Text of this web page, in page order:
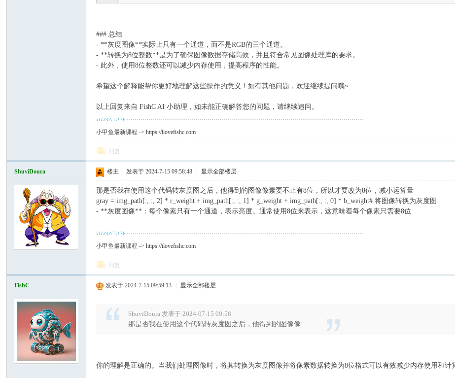
### 总结
- **灰度图像**实际上只有一个通道，而不是RGB的三个通道。
- **转换为8位整数**是为了确保图像数据存储高效，并且符合常见图像处理库的要求。
- 此外，使用8位整数还可以减少内存使用，提高程序的性能。
希望这个解释能帮你更好地理解这些操作的意义！如有其他问题，欢迎继续提问哦~
以上回复来自 FishC AI 小助理，如未能正确解答您的问题，请继续追问。
小甲鱼最新课程 ->https://ilovefishc.com
回复
ShuviDoura 楼主 发表于 2024-7-15 09:58:48 显示全部楼层
那是否我在使用这个代码转灰度图之后，他得到的图像像素要不止有8位，所以才要改为8位，减小运算量
gray = img_path[:, :, 2] * r_weight + img_path[:, :, 1] * g_weight + img_path[:, :, 0] * b_weight# 将图像转换为灰度图
- **灰度图像**：每个像素只有一个通道，表示亮度。通常使用8位来表示，这意味着每个像素只需要8位
小甲鱼最新课程 ->https://ilovefishc.com
回复
FishC 发表于 2024-7-15 09:59:13 显示全部楼层
ShuviDoura 发表于 2024-07-15 09:58
那是否我在使用这个代码转灰度图之后，他得到的图像像 ...
你的理解是正确的。当我们处理图像时，将其转换为灰度图像并将像素数据转换为8位格式可以有效减少内存使用和计